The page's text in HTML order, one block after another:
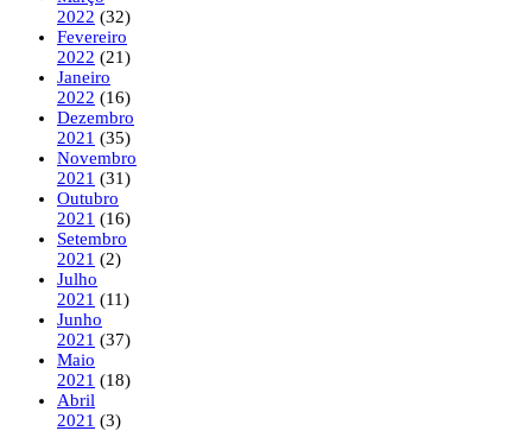
2022 (32)
Fevereiro
2022 (21)
Janeiro
2022 (16)
Dezembro
2021 (35)
Novembro
2021 (31)
Outubro
2021 (16)
Setembro
2021 (2)
Julho
2021 (11)
Junho
2021 (37)
Maio
2021 (18)
Abril
2021 (3)